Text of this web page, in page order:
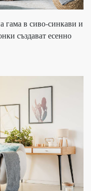
гама в сиво-синкави и
създават есенно